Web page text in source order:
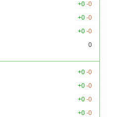
+0 -0
+0 -0
+0 -0
0
+0 -0
+0 -0
+0 -0
+0 -0